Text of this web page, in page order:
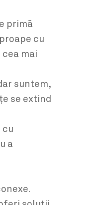
primă
cu
mai
suntem,
se extind
cu
a